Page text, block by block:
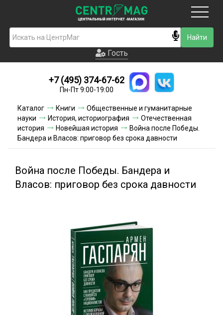
Гость
Новинки
Условия доставки
Условия оплаты
Акции и скидки
Гость
+7 (495) 374-67-62
Пн-Пт 9:00-19:00
Каталог Книги
Общественные и гуманитарные
науки
История, историография
Отечественная
история
Новейшая история
Война после Победы.
Бандера и Власов: приговор без срока давности
Война после Победы. Бандера и
Власов: приговор без срока давности